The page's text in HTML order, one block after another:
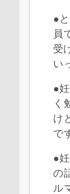
●
員
受
い
●
く
け
で
●
の
ル